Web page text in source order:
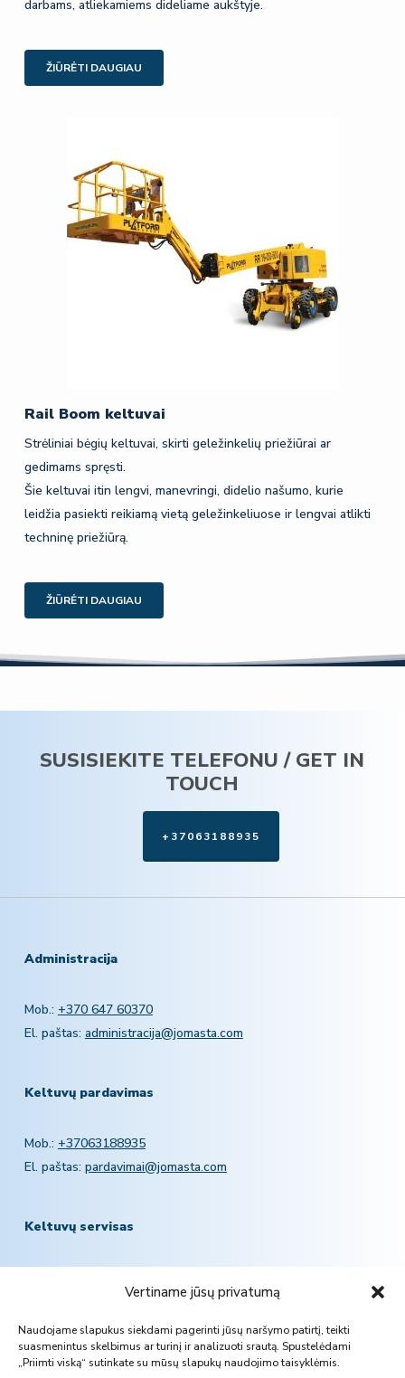
Vertiname jūsų privatumą
Naudojame slapukus siekdami pagerinti jūsų naršymo patirtį, teikti
suasmenintus skelbimus ar turinį ir analizuoti srautą. Spustelėdami
„Priimti viską“ sutinkate su mūsų slapukų naudojimo taisyklėmis.
darbams, atliekamiems dideliame aukštyje.
ŽIŪRĖTI DAUGIAU
Rail Boom keltuvai
Strėliniai bėgių keltuvai, skirti geležinkelių priežiūrai ar
gedimams spręsti.
Šie keltuvai itin lengvi, manevringi, didelio našumo, kurie
leidžia pasiekti reikiamą vietą geležinkeliuose ir lengvai atlikti
techninę priežiūrą.
ŽIŪRĖTI DAUGIAU
SUSISIEKITE TELEFONU / GET IN
TOUCH
+37063188935
Administracija
Mob.: +370 647 60370
El. paštas: administracija@jomasta.com
Keltuvų pardavimas
Mob.: +37063188935
El. paštas: pardavimai@jomasta.com
Keltuvų servisas
servisas@jomasta.com